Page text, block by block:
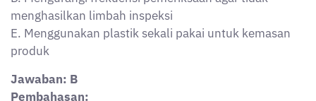
hasil analisis akurat, metode pengambilan sampel
yang paling tepat dilakukan adalah?
A. Sampling homogen dengan pengadukan terlebih
dahulu sebelum pengambilan
B. Sampling titik acak tanpa mempertimbangkan